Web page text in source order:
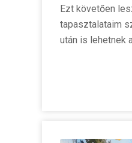
Ezt követően
tapasztalataim
után is lehetnek